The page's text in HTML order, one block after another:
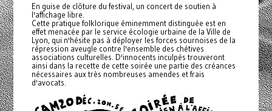
En guise de clôture du festival, un concert de soutien à
l'affichage libre.
Cette pratique folklorique éminemment distinguée est en
effet menacée par le service écologie urbaine de la Ville de
Lyon, qui n'hésite pas à déployer les forces sournoises de la
répression aveugle contre l'ensemble des chétives
associations culturelles. D'innocents inculpés trouveront
ainsi dans la recette de cette soirée une partie des créances
nécessaires aux très nombreuses amendes et frais
d'avocats.